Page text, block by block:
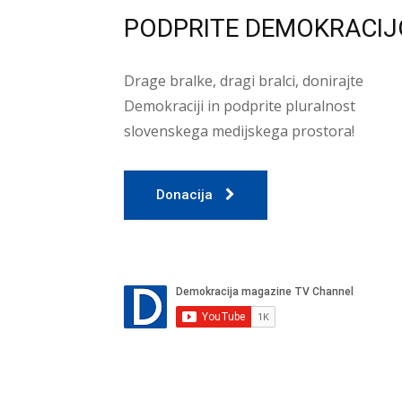
PODPRITE
Drage bralke, dragi bralci, donirajte
Demokraciji in podprite pluralnost
slovenskega medijskega prostora!
Donacija